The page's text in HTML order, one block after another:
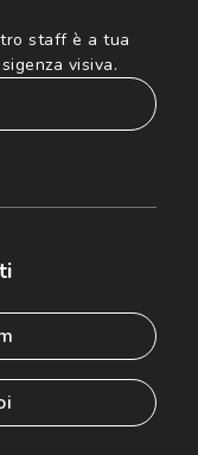
staff è a tua
visiva.